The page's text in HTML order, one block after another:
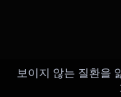
보이지 않는 질환을